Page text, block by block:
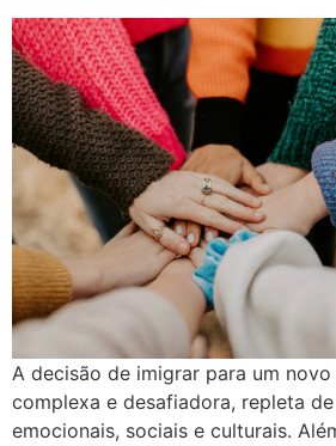
A decisão de imigrar para um
complexa e desafiadora, repleta
emocionais, sociais e culturais.